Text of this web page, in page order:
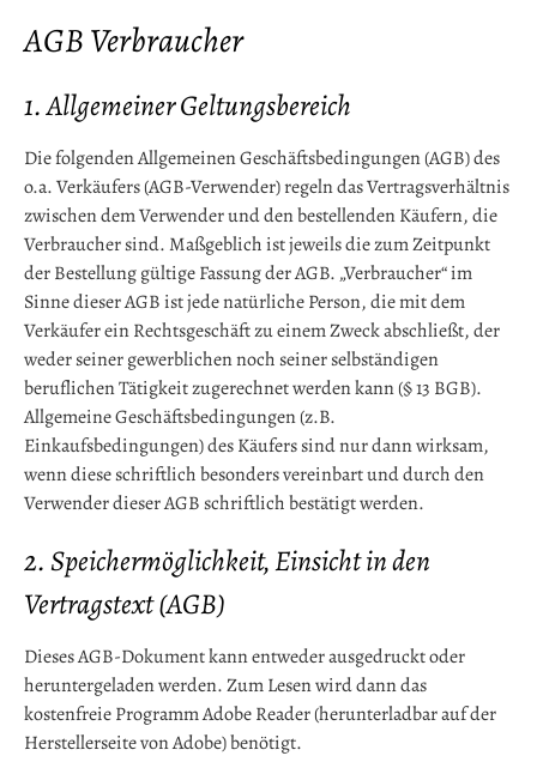
AGB Verbraucher
1. Allgemeiner Geltungsbereich
Die folgenden Allgemeinen Geschäftsbedingungen (AGB) des
o.a. Verkäufers (AGB-Verwender) regeln das Vertragsverhältnis
zwischen dem Verwender und den bestellenden Käufern, die
Verbraucher sind. Maßgeblich ist jeweils die zum Zeitpunkt
der Bestellung gültige Fassung der AGB. „Verbraucher“ im
Sinne dieser AGB ist jede natürliche Person, die mit dem
Verkäufer ein Rechtsgeschäft zu einem Zweck abschließt, der
weder seiner gewerblichen noch seiner selbständigen
beruflichen Tätigkeit zugerechnet werden kann (§ 13 BGB).
Allgemeine Geschäftsbedingungen (z.B.
Einkaufsbedingungen) des Käufers sind nur dann wirksam,
wenn diese schriftlich besonders vereinbart und durch den
Verwender dieser AGB schriftlich bestätigt werden.
2. Speichermöglichkeit, Einsicht in den
Vertragstext (AGB)
Dieses AGB-Dokument kann entweder ausgedruckt oder
heruntergeladen werden. Zum Lesen wird dann das
kostenfreie Programm Adobe Reader (herunterladbar auf der
Herstellerseite von Adobe) benötigt.